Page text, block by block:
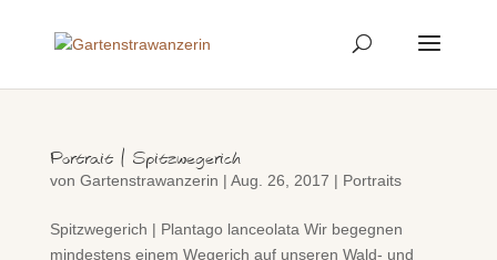
Portrait | Spitzwegerich
von Gartenstrawanzerin | Aug. 26, 2017 | Portraits
Spitzwegerich | Plantago lanceolata Wir begegnen
mindestens einem Wegerich auf unseren Wald- und